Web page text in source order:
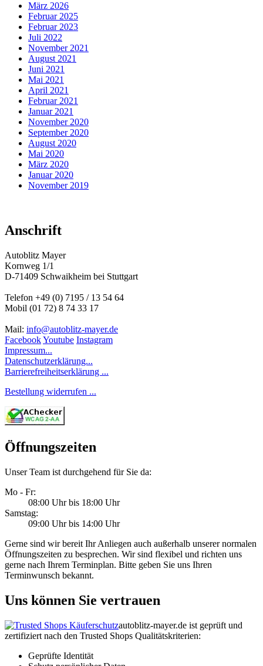
März 2026
Februar 2025
Februar 2023
Juli 2022
November 2021
August 2021
Juni 2021
Mai 2021
April 2021
Februar 2021
Januar 2021
November 2020
September 2020
August 2020
Mai 2020
März 2020
Januar 2020
November 2019
Anschrift
Autoblitz Mayer
Kornweg 1/1
D-71409 Schwaikheim bei Stuttgart
Telefon +49 (0) 7195 / 13 54 64
Mobil (01 72) 8 74 33 17
Mail: info@autoblitz-mayer.de
FacebookYoutube Instagram
Impressum...
Datenschutzerklärung...
Barrierefreiheitserklärung ...
Bestellung widerrufen ...
Öffnungszeiten
Unser Team ist durchgehend für Sie da:
Mo - Fr:
08:00 Uhr bis 18:00 Uhr
Samstag:
09:00 Uhr bis 14:00 Uhr
Gerne sind wir bereit Ihr Anliegen auch außerhalb unserer normalen
Öffnungszeiten zu besprechen. Wir sind flexibel und richten uns
gerne nach Ihrem Terminplan. Bitte geben Sie uns Ihren
Terminwunsch bekannt.
Uns können Sie vertrauen
autoblitz-mayer.de ist geprüft und
zertifiziert nach den Trusted Shops Qualitätskriterien:
Geprüfte Identität